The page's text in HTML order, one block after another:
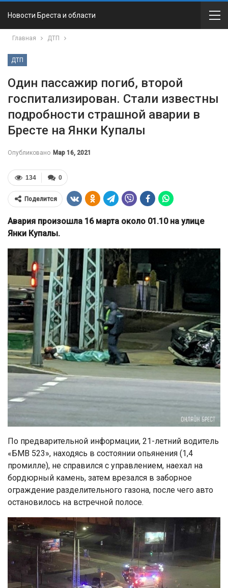
Новости Бреста и области
Главная ДТП
ДТП
Один пассажир погиб, второй
госпитализирован. Стали известны
подробности страшной аварии в
Бресте на Янки Купалы
Опубликовано Мар 16, 2021
0
134
Поделится
Авария произошла 16 марта около 01.10 на улице
Янки Купалы.
По предварительной информации, 21-летний водитель
«БМВ 523», находясь в состоянии опьянения (1,4
промилле), не справился с управлением, наехал на
бордюрный камень, затем врезался в заборное
ограждение разделительного газона, после чего авто
остановилось на встречной полосе.